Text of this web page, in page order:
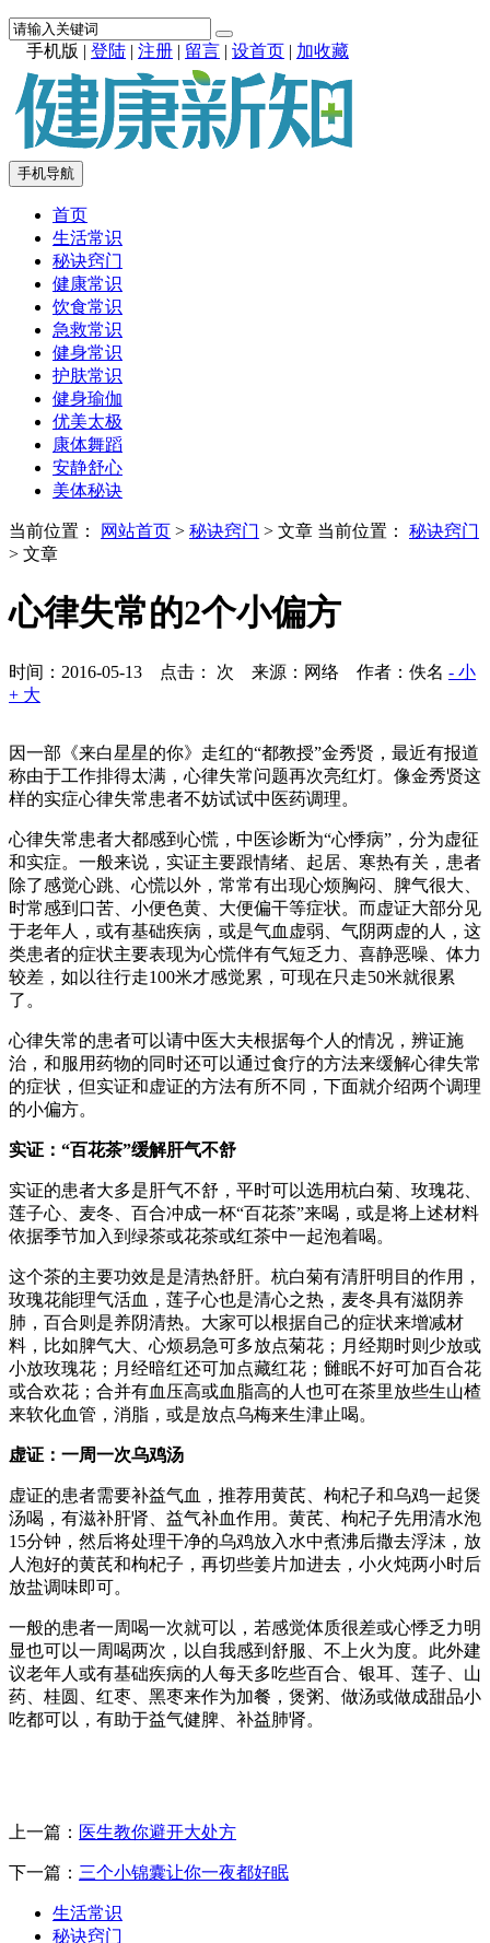
手机版 | 登陆 | 注册 | 留言 | 设首页 | 加收藏
手机导航
首页
生活常识
秘诀窍门
健康常识
饮食常识
急救常识
健身常识
护肤常识
健身瑜伽
优美太极
康体舞蹈
安静舒心
美体秘诀
当前位置： 网站首页 > 秘诀窍门 > 文章 当前位置： 秘诀窍门
> 文章
心律失常的2个小偏方
时间：2016-05-13 点击： 次 来源：网络 作者：佚名 - 小
+ 大
因一部《来白星星的你》走红的“都教授”金秀贤，最近有报道
称由于工作排得太满，心律失常问题再次亮红灯。像金秀贤这
样的实症心律失常患者不妨试试中医药调理。
心律失常患者大都感到心慌，中医诊断为“心悸病”，分为虚征
和实症。一般来说，实证主要跟情绪、起居、寒热有关，患者
除了感觉心跳、心慌以外，常常有出现心烦胸闷、脾气很大、
时常感到口苦、小便色黄、大便偏干等症状。而虚证大部分见
于老年人，或有基础疾病，或是气血虚弱、气阴两虚的人，这
类患者的症状主要表现为心慌伴有气短乏力、喜静恶噪、体力
较差，如以往行走100米才感觉累，可现在只走50米就很累
了。
心律失常的患者可以请中医大夫根据每个人的情况，辨证施
治，和服用药物的同时还可以通过食疗的方法来缓解心律失常
的症状，但实证和虚证的方法有所不同，下面就介绍两个调理
的小偏方。
实证：“百花茶”缓解肝气不舒
实证的患者大多是肝气不舒，平时可以选用杭白菊、玫瑰花、
莲子心、麦冬、百合冲成一杯“百花茶”来喝，或是将上述材料
依据季节加入到绿茶或花茶或红茶中一起泡着喝。
这个茶的主要功效是是清热舒肝。杭白菊有清肝明目的作用，
玫瑰花能理气活血，莲子心也是清心之热，麦冬具有滋阴养
肺，百合则是养阴清热。大家可以根据自己的症状来增减材
料，比如脾气大、心烦易急可多放点菊花；月经期时则少放或
小放玫瑰花；月经暗红还可加点藏红花；雠眠不好可加百合花
或合欢花；合并有血压高或血脂高的人也可在茶里放些生山楂
来软化血管，消脂，或是放点乌梅来生津止喝。
虚证：一周一次乌鸡汤
虚证的患者需要补益气血，推荐用黄芪、枸杞子和乌鸡一起煲
汤喝，有滋补肝肾、益气补血作用。黄芪、枸杞子先用清水泡
15分钟，然后将处理干净的乌鸡放入水中煮沸后撒去浮沫，放
人泡好的黄芪和枸杞子，再切些姜片加进去，小火炖两小时后
放盐调味即可。
一般的患者一周喝一次就可以，若感觉体质很差或心悸乏力明
显也可以一周喝两次，以自我感到舒服、不上火为度。此外建
议老年人或有基础疾病的人每天多吃些百合、银耳、莲子、山
药、桂圆、红枣、黑枣来作为加餐，煲粥、做汤或做成甜品小
吃都可以，有助于益气健脾、补益肺肾。
上一篇： 医生教你避开大处方
下一篇： 三个小锦囊让你一夜都好眠
生活常识
秘诀窍门